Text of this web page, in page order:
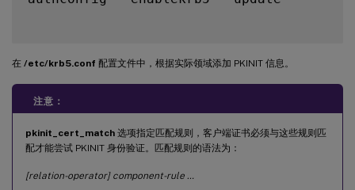
在 /etc/krb5.conf 配置文件中，根据实际领域添加 PKINIT 信息。
注意：
pkinit_cert_match 选项指定匹配规则，客户端证书必须与这些规则匹
配才能尝试 PKINIT 身份验证。匹配规则的语法为：
[relation-operator] component-rule …